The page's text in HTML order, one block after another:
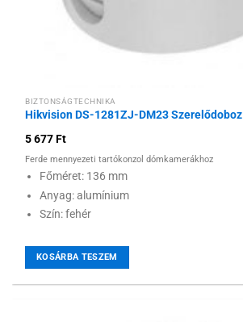
BIZTONSÁGTECHNIKA
Hikvision DS-1281ZJ-DM23 Szerelődoboz
5 677Ft
Ferde mennyezeti tartókonzol dómkamerákhoz
Főméret: 136 mm
Anyag: alumínium
Szín: fehér
KOSÁRBA TESZEM